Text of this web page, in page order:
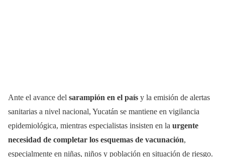
Ante el avance del sarampión en el país y la emisión de alertas
sanitarias a nivel nacional, Yucatán se mantiene en vigilancia
epidemiológica, mientras especialistas insisten en la urgente
necesidad de completar los esquemas de vacunación,
especialmente en niñas, niños y población en situación de riesgo.